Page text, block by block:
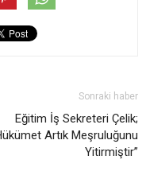
Sonraki haber
Eğitim İş Sekreteri Çelik;
Artık Meşruluğunu
Yitirmiştir”